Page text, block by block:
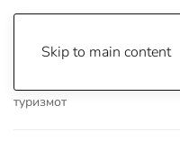
Skip to main content
туризмот